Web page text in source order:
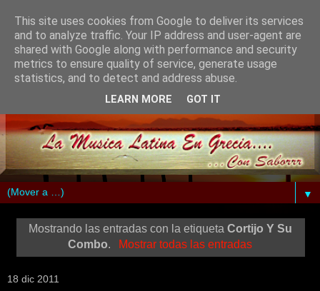
▼
Mostrando las entradas con la etiqueta Cortijo Y Su
Combo. Mostrar todas las entradas
18 dic 2011
This site uses cookies from Google to deliver its services
and to analyze traffic. Your IP address and user-agent are
shared with Google along with performance and security
metrics to ensure quality of service, generate usage
statistics, and to detect and address abuse.
LEARN MORE GOT IT